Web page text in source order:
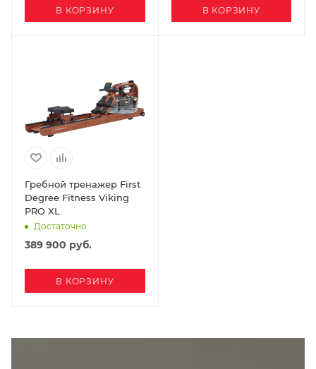
В КОРЗИНУ В КОРЗИНУ
Гребной тренажер First
Degree Fitness Viking
PRO XL
Достаточно
389 900 руб.
В КОРЗИНУ